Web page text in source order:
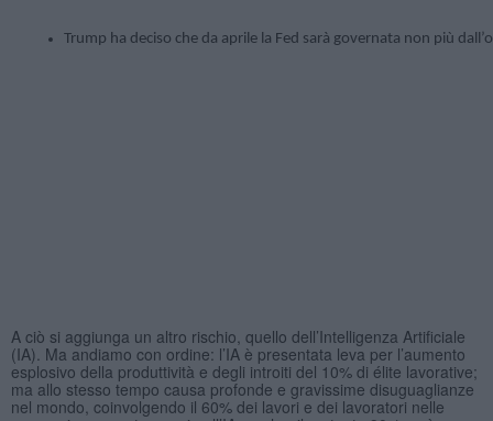
Trump ha deciso che da aprile la Fed sarà governata non più
A ciò si aggiunga un altro rischio, quello dell’Intelligenza Artificiale
(IA). Ma andiamo con ordine: l’IA è presentata leva per l’aumento
esplosivo della produttività e degli introiti del 10% di élite lavorative;
ma allo stesso tempo causa profonde e gravissime disuguaglianze
nel mondo, coinvolgendo il 60% dei lavori e dei lavoratori nelle